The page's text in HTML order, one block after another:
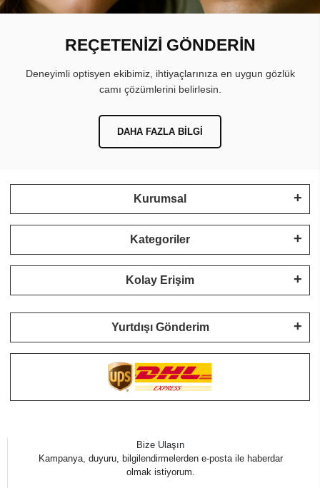
REÇETENİZİ GÖNDERİN
Deneyimli optisyen ekibimiz, ihtiyaçlarınıza en uygun gözlük
camı çözümlerini belirlesin.
DAHA FAZLA BILGI
Kurumsal
Kategoriler
Kolay Erişim
Yurtdışı Gönderim
Bize Ulaşın
Kampanya, duyuru, bilgilendirmelerden e-posta ile haberdar
olmak istiyorum.